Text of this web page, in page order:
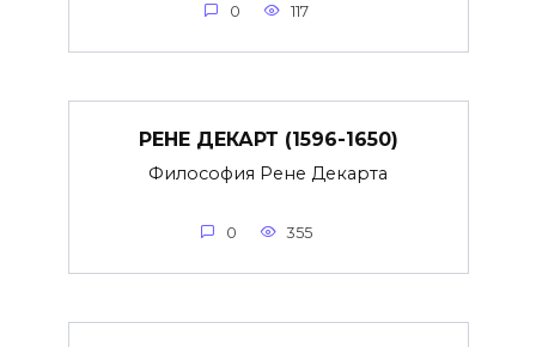
0 117
РЕНЕ ДЕКАРТ (1596-1650)
Философия Рене Декарта
0 355